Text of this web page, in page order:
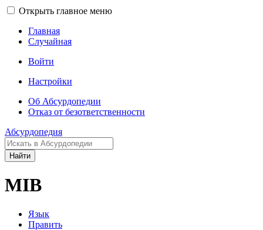
Открыть главное меню
Главная
Случайная
Войти
Настройки
Об Абсурдопедии
Отказ от безответственности
Абсурдопедия
Найти
MIB
Язык
Править